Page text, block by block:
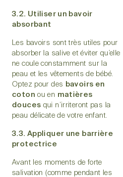
3.2. Utiliser un bavoir
absorbant
Les bavoirs sont très utiles pour
absorber la salive et éviter qu’elle
ne coule constamment sur la
peau et les vêtements de bébé.
Optez pour des bavoirs en
coton ou en matières
douces qui n’irriteront pas la
peau délicate de votre enfant.
3.3. Appliquer une barrière
protectrice
Avant les moments de forte
salivation (comme pendant les